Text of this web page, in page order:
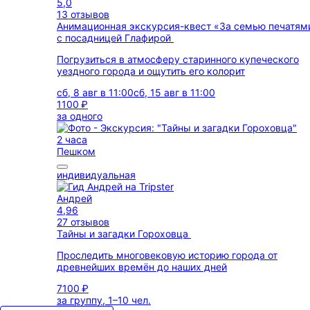
5,0
13 отзывов
Анимационная экскурсия-квест «За семью
с посадницей Глафирой
Погрузиться в атмосферу старинного купеческого
уездного города и ощутить его колорит
сб, 8 авг в 11:00сб, 15 авг в 11:00
1100 ₽
за одного
2 часа
Пешком
индивидуальная
Андрей
4,96
27 отзывов
Тайны и загадки Гороховца
Проследить многовековую историю города от
древнейших времён до наших дней
7100 ₽
за группу, 1–10 чел.